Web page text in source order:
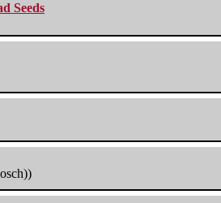
Seeds